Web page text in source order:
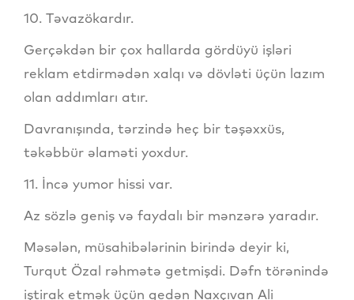
10. Təvazökardır.
Gerçəkdən bir çox hallarda gördüyü işləri
reklam etdirmədən xalqı və dövləti üçün lazım
olan addımları atır.
Davranışında, tərzində heç bir təşəxxüs,
təkəbbür əlaməti yoxdur.
11. İncə yumor hissi var.
Az sözlə geniş və faydalı bir mənzərə yaradır.
Məsələn, müsahibələrinin birində deyir ki,
Turqut Özal rəhmətə getmişdi. Dəfn törənində
iştirak etmək üçün gedən Naxçıvan Ali